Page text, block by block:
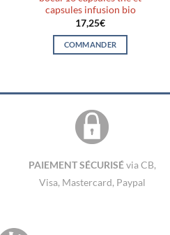
capsules infusion bio
17,25€
COMMANDER
PAIEMENT SÉCURISÉvia CB,
Visa, Mastercard, Paypal